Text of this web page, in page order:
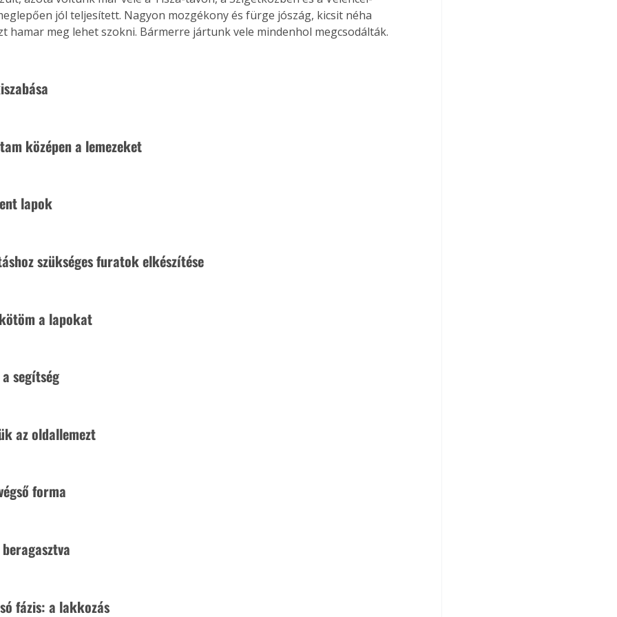
az
új,
is
A
áron, 0 Ft postaköltséggel
megrendelhetők!
jól teljesített. Nagyon mozgékony és fürge jószág, kicsit néha
hamar meg lehet szokni. Bármerre jártunk vele mindenhol megcsodálták.
középen a lemezeket
lapok
szükséges furatok elkészítése
a lapokat
segítség
az oldallemezt
forma
fázis: a lakkozás